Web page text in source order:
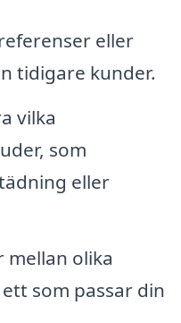
eller
tidigare kunder.
vilka
som
eller
mellan olika
som passar din